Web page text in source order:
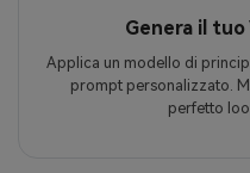
Genera il tuo
Applica un modello di
prompt personalizzato.
perfetto